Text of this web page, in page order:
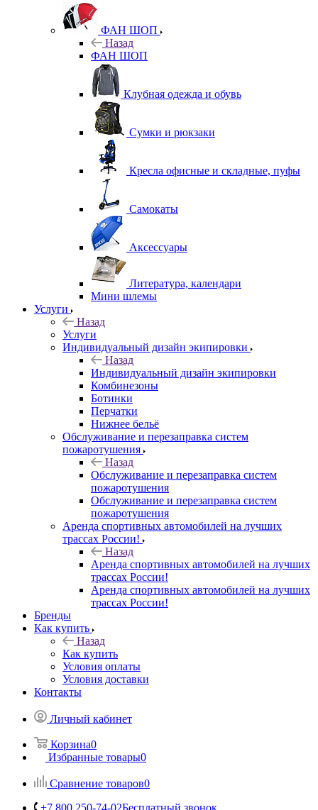
ФАН ШОП
Назад
ФАН ШОП
Клубная одежда и обувь
Сумки и рюкзаки
Кресла офисные и складные, пуфы
Самокаты
Аксессуары
Литература, календари
Мини шлемы
Услуги
Назад
Услуги
Индивидуальный дизайн экипировки
Назад
Индивидуальный дизайн экипировки
Комбинезоны
Ботинки
Перчатки
Нижнее бельё
Обслуживание и перезаправка систем
пожаротушения
Назад
Обслуживание и перезаправка систем
пожаротушения
Обслуживание и перезаправка систем
пожаротушения
Аренда спортивных автомобилей на лучших
трассах России!
Назад
Аренда спортивных автомобилей на лучших
трассах России!
Аренда спортивных автомобилей на лучших
трассах России!
Бренды
Как купить
Назад
Как купить
Условия оплаты
Условия доставки
Контакты
Личный кабинет
Корзина0
Избранные товары0
Сравнение товаров0
+7 800 250-74-02Бесплатный звонок